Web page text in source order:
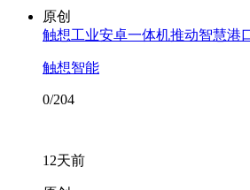
原创
触想工业安卓一体机推动智慧港
触想智能
0/204
12天前